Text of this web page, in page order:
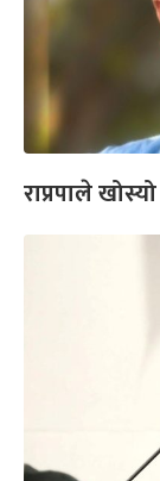
राप्रपाले